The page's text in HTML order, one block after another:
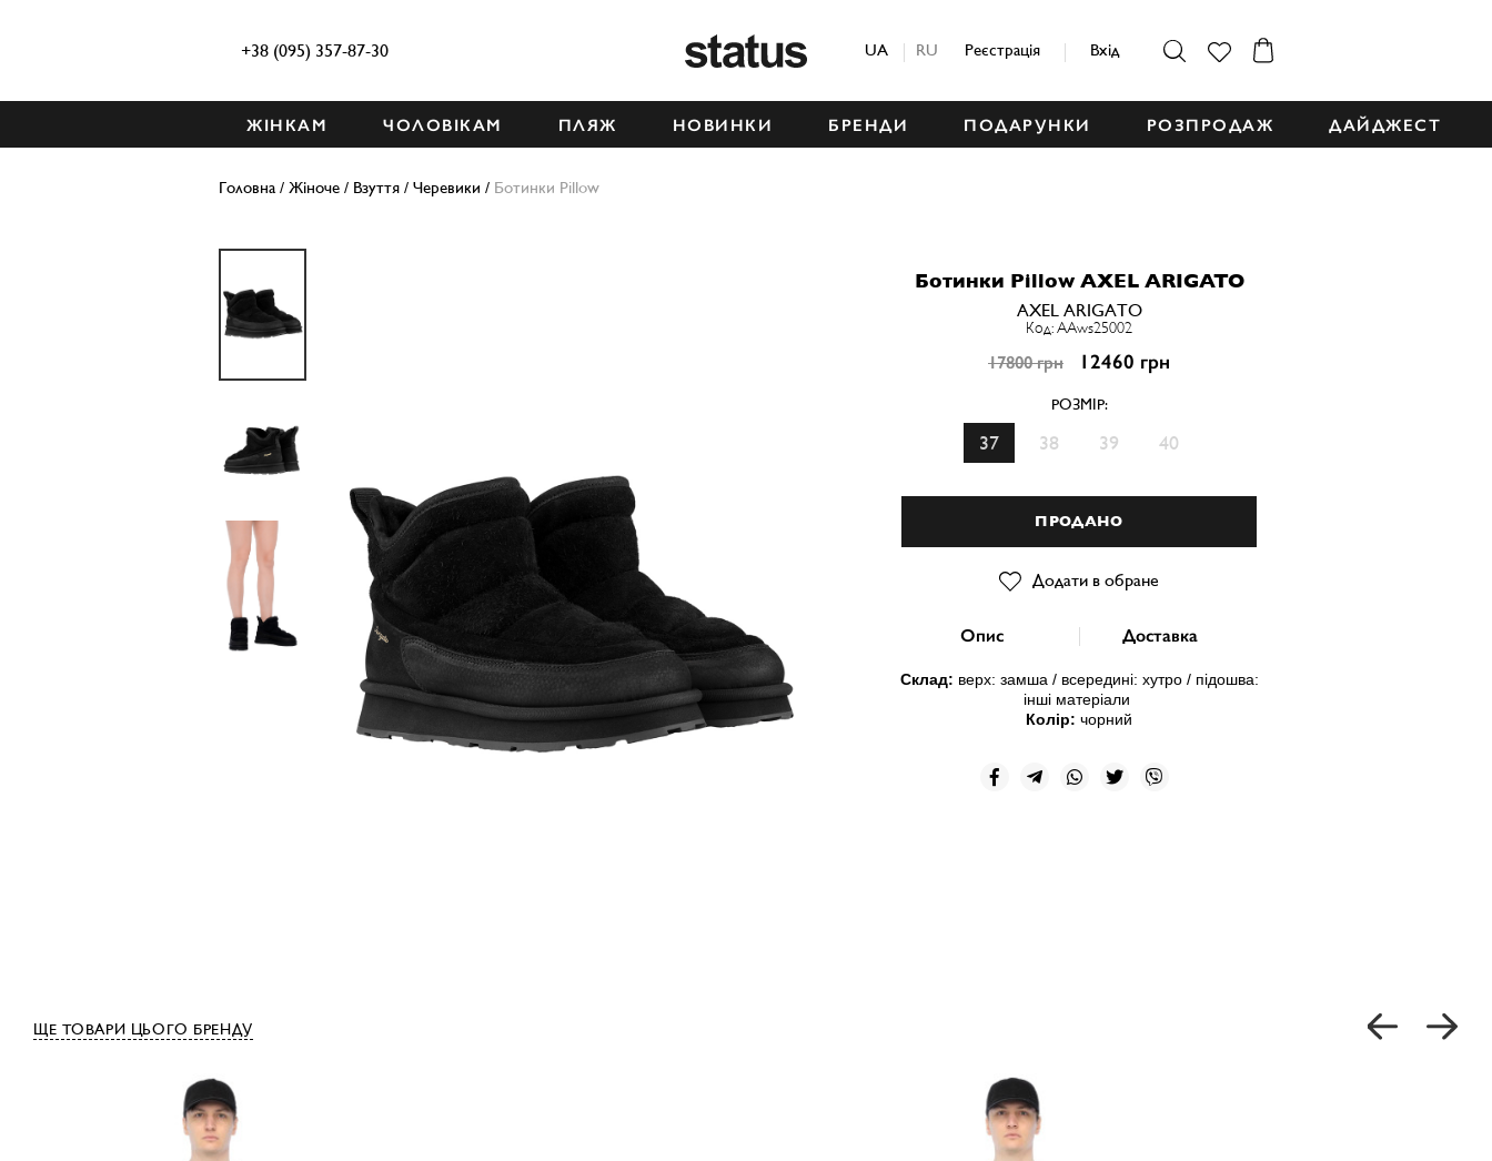
+38 (095) 357-87-30 UA RU Реєстрація Вхід
ЖІНКАМ ЧОЛОВІКАМ ПЛЯЖ НОВИНКИ БРЕНДИ ПОДАРУНКИ РОЗПРОДАЖ ДАЙДЖЕСТ
Головна / Жіноче / Взуття / Черевики / Ботинки Pillow
Ботинки Pillow AXEL ARIGATO
AXEL ARIGATO
Код: AAws25002
17800 грн 12460 грн
РОЗМІР:
37 38 39 40
ПРОДАНО
Додати в обране
Опис Доставка
Склад: верх: замша / всередині: хутро/ підошва:
інші матеріали
Колір: чорний
ЩЕ ТОВАРИ ЦЬОГО БРЕНДУ